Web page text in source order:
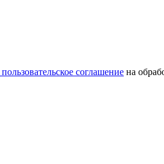
пользовательское соглашение на